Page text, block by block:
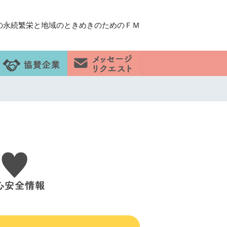
永続繁栄と地域のときめきのためのＦＭ